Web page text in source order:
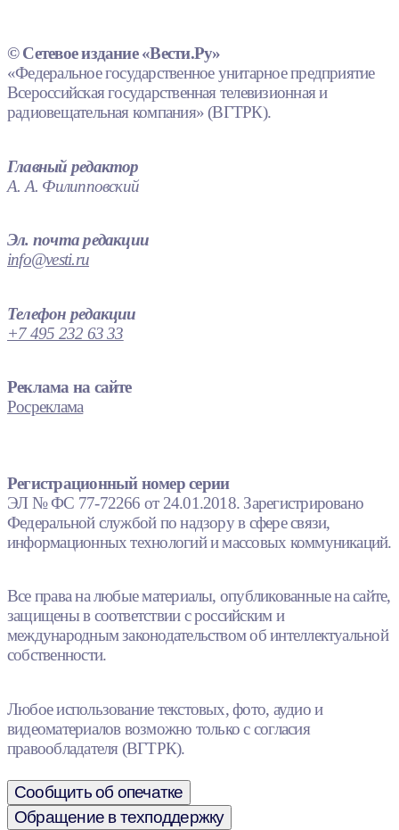
© Сетевое издание «Вести.Ру»
«Федеральное государственное унитарное предприятие
Всероссийская государственная телевизионная и
радиовещательная компания» (ВГТРК).
Главный редактор
А. А. Филипповский
Эл. почта редакции
info@vesti.ru
Телефон редакции
+7 495 232 63 33
Реклама на сайте
Росреклама
Регистрационный номер серии
ЭЛ № ФС 77-72266 от 24.01.2018. Зарегистрировано
Федеральной службой по надзору в сфере связи,
информационных технологий и массовых коммуникаций.
Все права на любые материалы, опубликованные на сайте,
защищены в соответствии с российским и
международным законодательством об интеллектуальной
собственности.
Любое использование текстовых, фото, аудио и
видеоматериалов возможно только с согласия
правообладателя (ВГТРК).
Сообщить об опечатке
Обращение в техподдержку